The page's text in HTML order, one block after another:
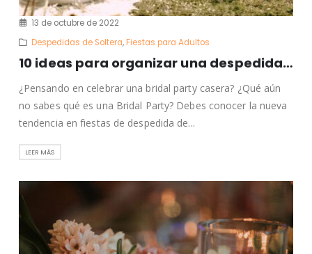
13 de octubre de 2022
Despedidas de Soltera,Fiestas para Adultos
10 ideas para organizar una despedida de soltera en casa
¿Pensando en celebrar una bridal party casera? ¿Qué aún
no sabes qué es una Bridal Party? Debes conocer la nueva
tendencia en fiestas de despedida de...
LEER MÁS